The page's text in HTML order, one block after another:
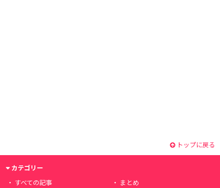
トップに戻る
カテゴリー
すべての記事
まとめ